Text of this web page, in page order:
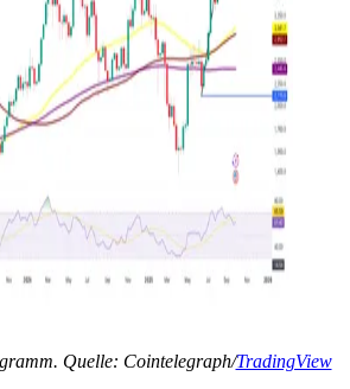
Quelle: Cointelegraph/TradingView